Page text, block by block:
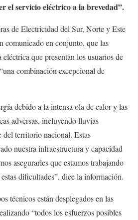
el servicio eléctrico a la brevedad”.
de Electricidad del Sur, Norte y Este
comunicado en conjunto, que las
que presentan los usuarios de
combinación excepcional de
debido a la intensa ola de calor y las
adversas, incluyendo lluvias
del territorio nacional. Estas
nuestra infraestructura y capacidad
asegurarles que estamos trabajando
dificultades”, dice la información.
técnicos están desplegados en las
“todos los esfuerzos posibles